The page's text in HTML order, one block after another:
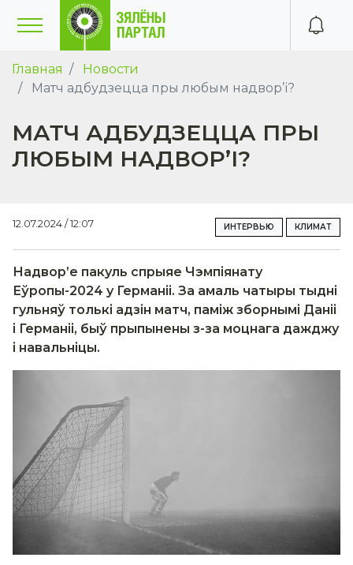
Главная
Новости
Матч адбудзецца пры любым надвор’і?
МАТЧ АДБУДЗЕЦЦА ПРЫ
ЛЮБЫМ НАДВОР’І?
12.07.2024 / 12:07 ИНТЕРВЬЮ КЛИМАТ
Надвор’е пакуль спрыяе Чэмпіянату
Еўропы-2024 у Германіі. За амаль чатыры тыдні
гульняў толькі адзін матч, паміж зборнымі Даніі
і Германіі, быў прыпынены з-за моцнага дажджу
і навальніцы.